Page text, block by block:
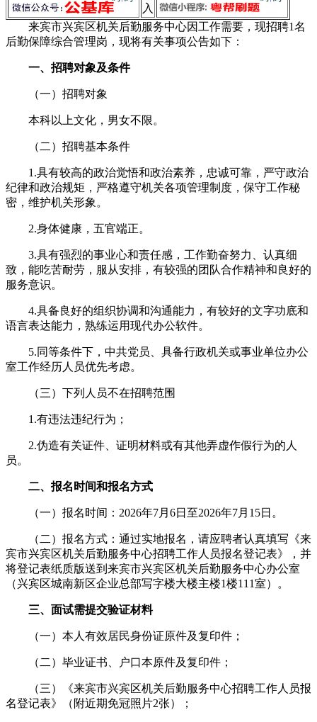
入
来宾市兴宾区机关后勤服务中心因工作需要，现招聘1名
后勤保障综合管理岗，现将有关事项公告如下：
一、招聘对象及条件
（一）招聘对象
本科以上文化，男女不限。
（二）招聘基本条件
1.具有较高的政治觉悟和政治素养，忠诚可靠，严守政治
纪律和政治规矩，严格遵守机关各项管理制度，保守工作秘
密，维护机关形象。
2.身体健康，五官端正。
3.具有强烈的事业心和责任感，工作勤奋努力、认真细
致，能吃苦耐劳，服从安排，有较强的团队合作精神和良好的
服务意识。
4.具备良好的组织协调和沟通能力，有较好的文字功底和
语言表达能力，熟练运用现代办公软件。
5.同等条件下，中共党员、具备行政机关或事业单位办公
室工作经历人员优先考虑。
（三）下列人员不在招聘范围
1.有违法违纪行为；
2.伪造有关证件、证明材料或有其他弄虚作假行为的人
员。
二、报名时间和报名方式
（一）报名时间：2026年7月6日至2026年7月15日。
（二）报名方式：通过实地报名，请应聘者认真填写《来
宾市兴宾区机关后勤服务中心招聘工作人员报名登记表》，并
将登记表纸质版送到来宾市兴宾区机关后勤服务中心办公室
（兴宾区城南新区企业总部写字楼大楼主楼1楼111室）。
三、面试需提交验证材料
（一）本人有效居民身份证原件及复印件；
（二）毕业证书、户口本原件及复印件；
（三）《来宾市兴宾区机关后勤服务中心招聘工作人员报
名登记表》（附近期免冠照片2张）；